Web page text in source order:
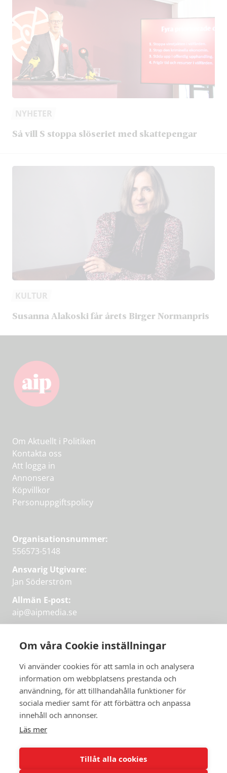
Om våra Cookie inställningar
Vi använder cookies för att samla in och analysera
information om webbplatsens prestanda och
användning, för att tillhandahålla funktioner för
sociala medier samt för att förbättra och anpassa
innehåll och annonser.
Läs mer
Tillåt alla cookies
Få veckans bästa
artiklar i mejlen
varje vecka om våra mest intressanta
NYHETER
Så vill S stoppa slöseriet med skattepengar
KULTUR
Susanna Alakoski får årets Birger Normanpris
Om Aktuellt i Politiken
Kontakta oss
Att logga in
Annonsera
Köpvillkor
Personuppgiftspolicy
Organisationsnummer:
556573-5148
Ansvarig Utgivare:
Jan Söderström
Allmän E-post:
aip@aipmedia.se
aip@flowyinfo.seeller 08-1210 60 40.
Instagram
LinkedIn
Twitter
Facebook
Få veckans bästa
artiklar på mejlen
PRENUMERERA